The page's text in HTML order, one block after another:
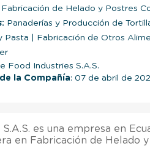
Fabricación de Helado y Postres
Panaderías y Producción de
Pasta
Fabricación de Otros
Food Industries S.A.S.
la Compañía: 07 de abril de
es una empresa en
en Fabricación de Helado